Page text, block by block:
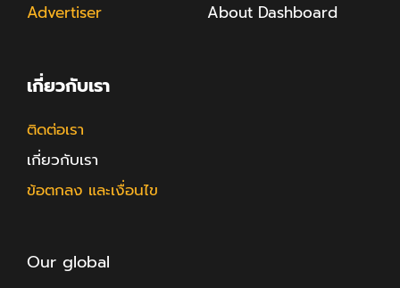
Advertiser
About Dashboard
เกี่ยวกับเรา
ติดต่อเรา
เกี่ยวกับเรา
ข้อตกลง และเงื่อนไข
Our global